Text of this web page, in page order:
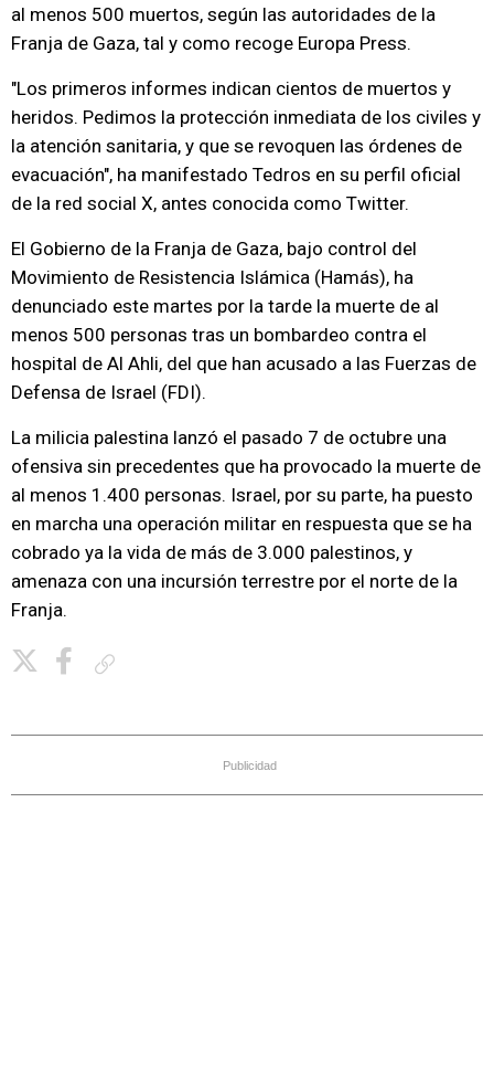
al menos 500 muertos, según las autoridades de la
Franja de Gaza, tal y como recoge Europa Press.
"Los primeros informes indican cientos de muertos y
heridos. Pedimos la protección inmediata de los civiles y
la atención sanitaria, y que se revoquen las órdenes de
evacuación", ha manifestado Tedros en su perfil oficial
de la red social X, antes conocida como Twitter.
El Gobierno de la Franja de Gaza, bajo control del
Movimiento de Resistencia Islámica (Hamás), ha
denunciado este martes por la tarde la muerte de al
menos 500 personas tras un bombardeo contra el
hospital de Al Ahli, del que han acusado a las Fuerzas de
Defensa de Israel (FDI).
La milicia palestina lanzó el pasado 7 de octubre una
ofensiva sin precedentes que ha provocado la muerte de
al menos 1.400 personas. Israel, por su parte, ha puesto
en marcha una operación militar en respuesta que se ha
cobrado ya la vida de más de 3.000 palestinos, y
amenaza con una incursión terrestre por el norte de la
Franja.
Publicidad